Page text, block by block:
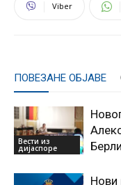
Viber
ПОВЕЗАНЕ ОБЈАВЕ
Вести из
дијаспоре
Нови